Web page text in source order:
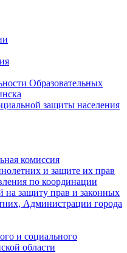
Образовательных
защиты населения
комиссия
и защите их прав
по координации
на защиту прав и законных
Администрации города
и социального
области